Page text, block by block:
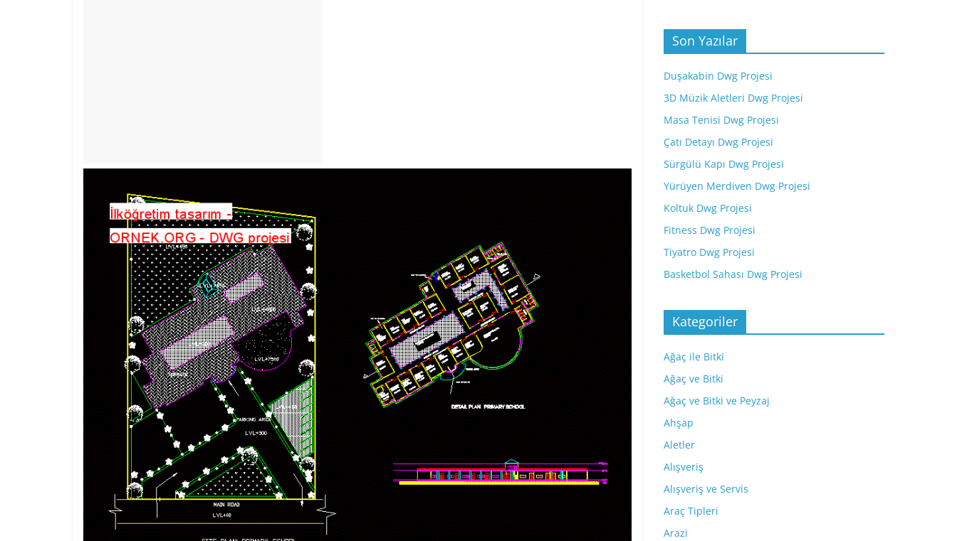
Son Yazılar
Duşakabin Dwg Projesi
3D Müzik Aletleri Dwg Projesi
Masa Tenisi Dwg Projesi
Çatı Detayı Dwg Projesi
Sürgülü Kapı Dwg Projesi
Yürüyen Merdiven Dwg Projesi
Koltuk Dwg Projesi
Fitness Dwg Projesi
Tiyatro Dwg Projesi
Basketbol Sahası Dwg Projesi
Kategoriler
Ağaç ile Bitki
Ağaç ve Bitki
Ağaç ve Bitki ve Peyzaj
Ahşap
Aletler
Alışveriş
Alışveriş ve Servis
Araç Tipleri
Arazi